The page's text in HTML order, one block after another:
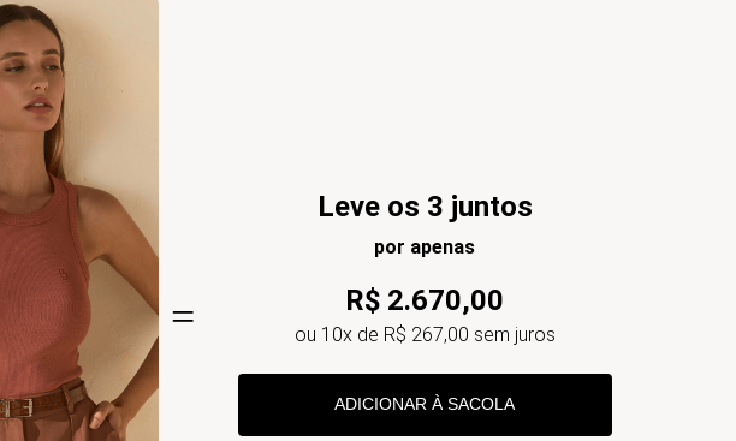
Leve os 3 juntos
por apenas
R$ 2.670,00
ou 10x de R$ 267,00 sem juros
ADICIONAR À SACOLA